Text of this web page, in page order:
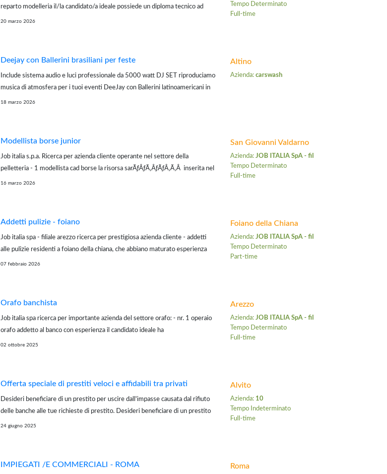
reparto modelleria il/la candidato/a ideale possiede un diploma tecnico ad
indirizzo orafo e/o ha giÃƒÂƒÃ‚ÂƒÃƒÂ‚Ã‚Â maturato esperienza come mode...
20 marzo 2026
Tempo Determinato
Full-time
Deejay con Ballerini brasiliani per feste
Include sistema audio e luci professionale da 5000 watt DJ SET riproduciamo
musica di atmosfera per i tuoi eventi DeeJay con Ballerini latinoamericani in
coloratissimi e caratteristici abiti di scena per feste aziendali,matrimoni ed
18 marzo 2026
Altino
Azienda:carswash
Modellista borse junior
Job italia s.p.a. Ricerca per azienda cliente operante nel settore della
pelletteria - 1 modellista cad borse la risorsa sarÃƒÂƒÃ‚ÂƒÃƒÂ‚Ã‚Â inserita nel
reparto modelleria e si occuperÃƒÂƒÃ‚ÂƒÃƒÂ‚Ã‚Â della ...
16 marzo 2026
San Giovanni Valdarno
Azienda:JOB ITALIA SpA - filiale di Arezzo
Tempo Determinato
Full-time
Addetti pulizie - foiano
Job italia spa - filiale arezzo ricerca per prestigiosa azienda cliente - addetti
alle pulizie residenti a foiano della chiana, che abbiano maturato esperienza
nel settore delle pulizie nei negozi, uffici ecc. E' richiesta disponibilitÃƒÂƒÃ‚...
07 febbraio 2026
Foiano della Chiana
Azienda:JOB ITALIA SpA - filiale di Arezzo
Tempo Determinato
Part-time
Orafo banchista
Job italia spa ricerca per importante azienda del settore orafo: - nr. 1 operaio
orafo addetto al banco con esperienza il candidato ideale ha
giÃƒÂƒÃ‚ÂƒÃƒÂ‚Ã‚Â maturato esperienza pluriennale nella mansione;
02 ottobre 2025
Arezzo
Azienda:JOB ITALIA SpA - filiale di Arezzo
Tempo Determinato
Full-time
Offerta speciale di prestiti veloci e affidabili tra privati
Desideri beneficiare di un prestito per uscire dall'impasse causata dal rifiuto
delle banche alle tue richieste di prestito. Desideri beneficiare di un prestito
per realizzare i tuoi progetti; avviare la tua attività; costruire la tua casa;
24 giugno 2025
Alvito
Azienda: 10
Tempo Indeterminato
Full-time
IMPIEGATI /E COMMERCIALI - ROMA Roma